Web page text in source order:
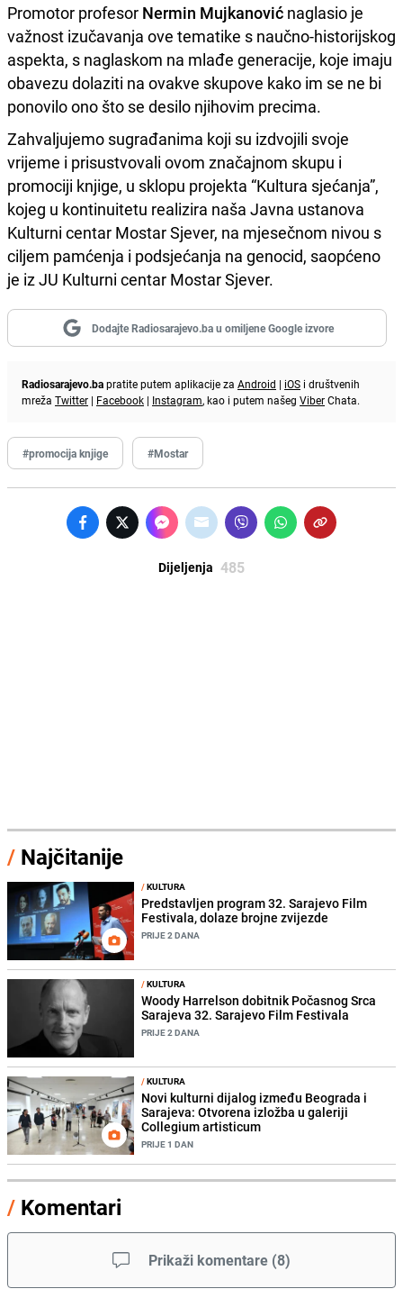
Promotor profesor Nermin Mujkanović naglasio je
važnost izučavanja ove tematike s naučno-historijskog
aspekta, s naglaskom na mlađe generacije, koje imaju
obavezu dolaziti na ovakve skupove kako im se ne bi
ponovilo ono što se desilo njihovim precima.
Zahvaljujemo sugrađanima koji su izdvojili svoje
vrijeme i prisustvovali ovom značajnom skupu i
promociji knjige, u sklopu projekta “Kultura sjećanja”,
kojeg u kontinuitetu realizira naša Javna ustanova
Kulturni centar Mostar Sjever, na mjesečnom nivou s
ciljem pamćenja i podsjećanja na genocid, saopćeno
je iz JU Kulturni centar Mostar Sjever.
Dodajte Radiosarajevo.ba u omiljene Google izvore
Radiosarajevo.bapratite putem aplikacije za Android | iOS i društvenih
mreža Twitter | Facebook | Instagram, kao i putem našeg ViberChata.
#promocija knjige #Mostar
Dijeljenja 485
/ Najčitanije
/KULTURA
Predstavljen program 32. Sarajevo Film
Festivala, dolaze brojne zvijezde
PRIJE 2 DANA
/KULTURA
Woody Harrelson dobitnik Počasnog Srca
Sarajeva 32. Sarajevo Film Festivala
PRIJE 2 DANA
/KULTURA
Novi kulturni dijalog između Beograda i
Sarajeva: Otvorena izložba u galeriji
Collegium artisticum
PRIJE 1 DAN
/ Komentari
Prikaži komentare (8)